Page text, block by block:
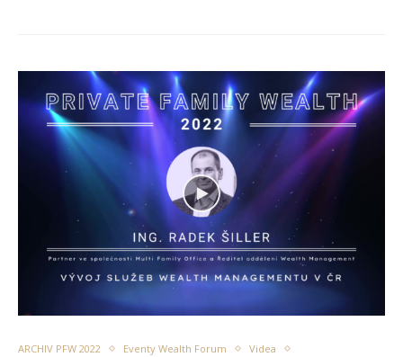
ARCHIV PFW 2022 Eventy Wealth Forum
Videa